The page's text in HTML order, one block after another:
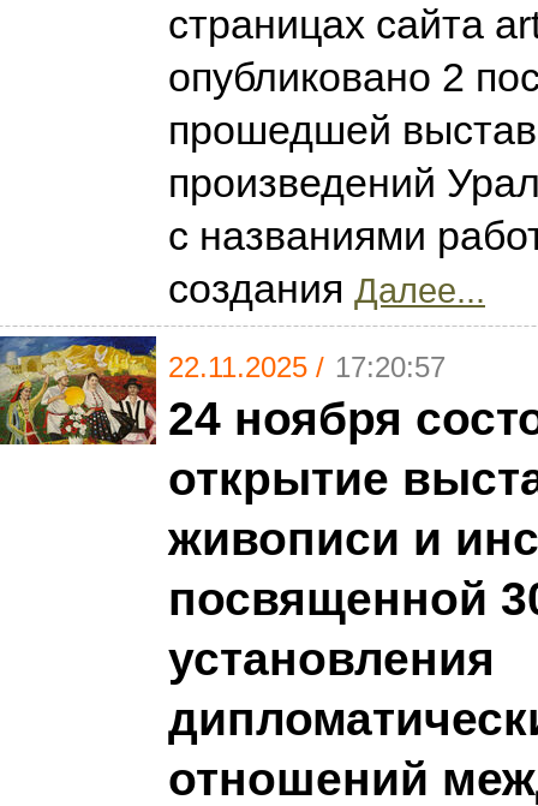
страницах сайта
опубликовано 2
прошедшей
произведений
с названиями
создания Далее...
22.11.2025 / 17:20:57
24 ноября
открытие
живописи и
посвященной
установления
отношений